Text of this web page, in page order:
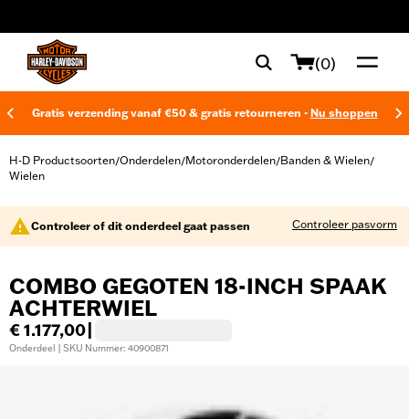
(0)
Gratis verzending vanaf €50 & gratis retourneren - Nu shoppen
H-D Productsoorten/Onderdelen/Motoronderdelen/Banden & Wielen/
Wielen
Controleer of dit onderdeel gaat passen Controleer pasvorm
COMBO GEGOTEN 18-INCH SPAAK
ACHTERWIEL
€ 1.177,00
Onderdeel | SKU Nummer: 40900871